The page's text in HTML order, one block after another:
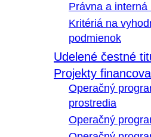
Právna a interná
Kritériá na
podmienok
Udelené čestné
Projekty
Operačný
prostredia
Operačný